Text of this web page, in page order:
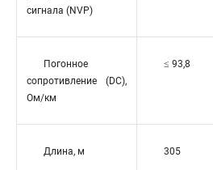
сигнала (NVP)
Погонное
сопротивление (DC),
Ом/км
≤ 93,8
Длина, м 305